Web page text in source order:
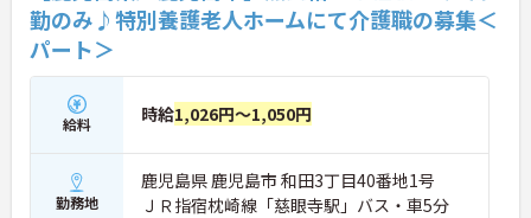
勤のみ♪特別養護老人ホームにて介護職の募集＜
パート＞
給料 時給1,026円～1,050円
勤務地
鹿児島県 鹿児島市 和田3丁目40番地1号
ＪＲ指宿枕崎線「慈眼寺駅」バス・車5分